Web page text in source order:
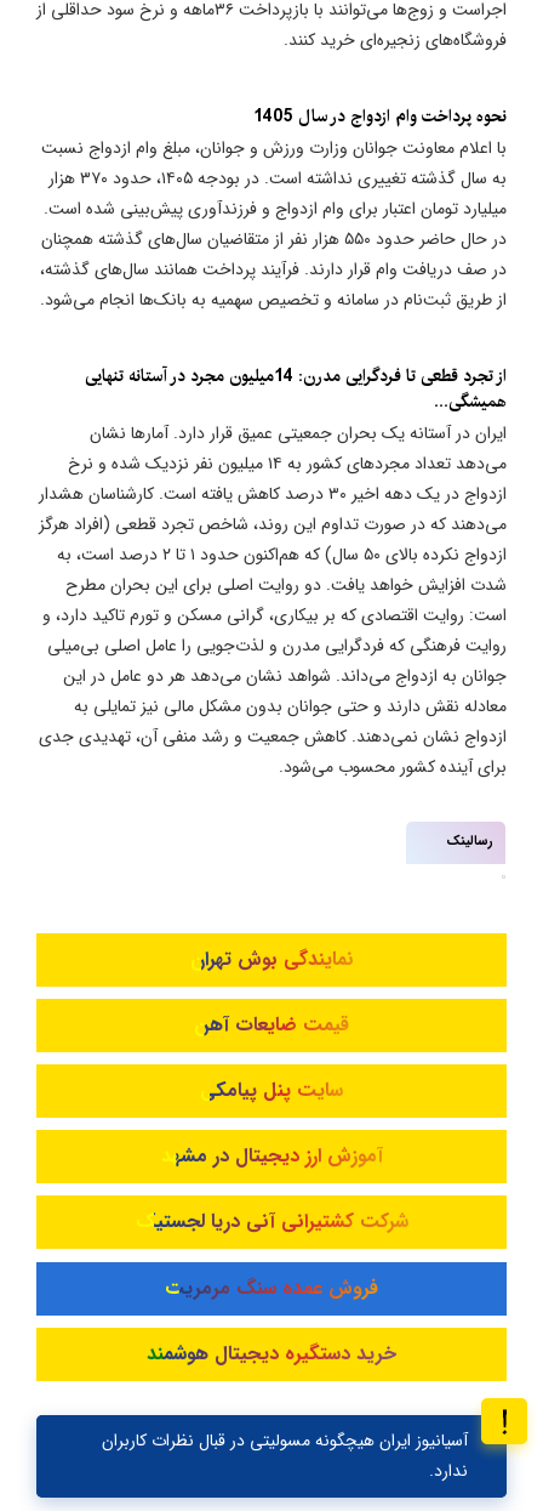
اجراست و زوج‌ها می‌توانند با بازپرداخت ۳۶ماهه و نرخ سود حداقلی از
فروشگاه‌های زنجیره‌ای خرید کنند.
نحوه پرداخت وام ازدواج در سال 1405
با اعلام معاونت جوانان وزارت ورزش و جوانان، مبلغ وام ازدواج نسبت
به سال گذشته تغییری نداشته است. در بودجه ۱۴۰۵، حدود ۳۷۰ هزار
میلیارد تومان اعتبار برای وام ازدواج و فرزندآوری پیش‌بینی شده است.
در حال حاضر حدود ۵۵۰ هزار نفر از متقاضیان سال‌های گذشته همچنان
در صف دریافت وام قرار دارند. فرآیند پرداخت همانند سال‌های گذشته،
از طریق ثبت‌نام در سامانه و تخصیص سهمیه به بانک‌ها انجام می‌شود.
از تجرد قطعی تا فردگرایی مدرن: 14میلیون مجرد در آستانه تنهایی
همیشگی...
ایران در آستانه یک بحران جمعیتی عمیق قرار دارد. آمارها نشان
می‌دهد تعداد مجردهای کشور به ۱۴ میلیون نفر نزدیک شده و نرخ
ازدواج در یک دهه اخیر ۳۰ درصد کاهش یافته است. کارشناسان هشدار
می‌دهند که در صورت تداوم این روند، شاخص تجرد قطعی (افراد هرگز
ازدواج نکرده بالای ۵۰ سال) که هم‌اکنون حدود ۱ تا ۲ درصد است، به
شدت افزایش خواهد یافت. دو روایت اصلی برای این بحران مطرح
است: روایت اقتصادی که بر بیکاری، گرانی مسکن و تورم تاکید دارد، و
روایت فرهنگی که فردگرایی مدرن و لذت‌جویی را عامل اصلی بی‌میلی
جوانان به ازدواج می‌داند. شواهد نشان می‌دهد هر دو عامل در این
معادله نقش دارند و حتی جوانان بدون مشکل مالی نیز تمایلی به
ازدواج نشان نمی‌دهند. کاهش جمعیت و رشد منفی آن، تهدیدی جدی
برای آینده کشور محسوب می‌شود.
رسالینک
نمایندگی بوش تهران
قیمت ضایعات آهن
سایت پنل پیامکی
آموزش ارز دیجیتال در مشهد
شرکت کشتیرانی آنی دریا لجستیک
فروش عمده سنگ مرمریت
خرید دستگیره دیجیتال هوشمند
آسیانیوز ایران هیچگونه مسولیتی در قبال نظرات کاربران
ندارد.